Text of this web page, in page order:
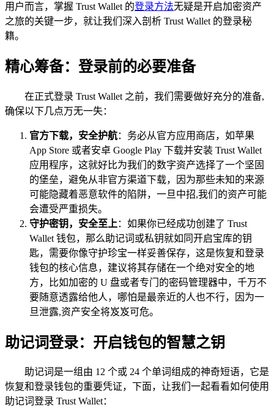
用户而言，掌握 Trust Wallet 的登录方法无疑是开启加密资产
之旅的关键一步，就让我们深入剖析 Trust Wallet 的登录秘
籍。
精心筹备：登录前的必要准备
在正式登录 Trust Wallet 之前，我们需要做好充分的准备,
确保以下几点万无一失：
官方下载，安全护航：务必从官方应用商店，如苹果
App Store 或者安卓 Google Play 下载并安装 Trust Wallet
应用程序，这就好比为我们的数字资产选择了一个坚固
的堡垒，避免从非官方渠道下载，因为那些未知的来源
可能隐藏着恶意软件的陷阱，一旦中招,我们的资产可能
会遭受严重损失。
守护密钥，安全至上 ：如果你已经成功创建了 Trust
Wallet 钱包，那么助记词或私钥就如同开启宝库的钥
匙，需要你像守护珍宝一样妥善保存，这是恢复和登录
钱包的核心信息，建议将其存储在一个绝对安全的地
方，比如加密的 U 盘或者专门的密码管理器中，千万不
要随意透露给他人，哪怕是最亲近的人也不行，因为一
旦泄露,资产安全将岌岌可危。
助记词登录：开启钱包的智慧之钥
助记词是一组由 12 个或 24 个单词组成的神奇短语，它是
恢复和登录钱包的重要凭证，下面，让我们一起看看如何使用
助记词登录 Trust Wallet：